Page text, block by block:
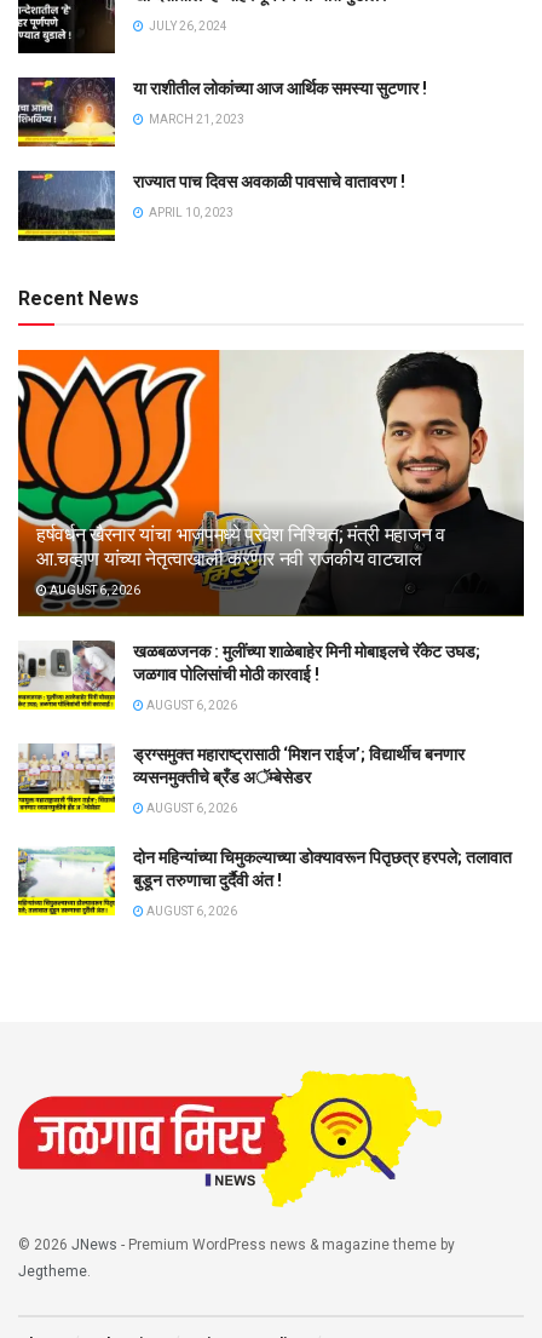
JULY 26, 2024
या राशीतील लोकांच्या आज आर्थिक समस्या सुटणार !
MARCH 21, 2023
राज्यात पाच दिवस अवकाळी पावसाचे वातावरण !
APRIL 10, 2023
Recent News
हर्षवर्धन खैरनार यांचा भाजपमध्ये प्रवेश निश्चित; मंत्री महाजन व
आ.चव्हाण यांच्या नेतृत्वाखाली करणार नवी राजकीय वाटचाल
AUGUST 6, 2026
खळबळजनक : मुलींच्या शाळेबाहेर मिनी मोबाइलचे रॅकेट उघड;
जळगाव पोलिसांची मोठी कारवाई !
AUGUST 6, 2026
ड्रग्समुक्त महाराष्ट्रासाठी ‘मिशन राईज’; विद्यार्थीच बनणार
व्यसनमुक्तीचे ब्रँड अॅम्बेसेडर
AUGUST 6, 2026
दोन महिन्यांच्या चिमुकल्याच्या डोक्यावरून पितृछत्र हरपले; तलावात
बुडून तरुणाचा दुर्दैवी अंत !
AUGUST 6, 2026
© 2026 JNews - Premium WordPress news & magazine theme by
Jegtheme